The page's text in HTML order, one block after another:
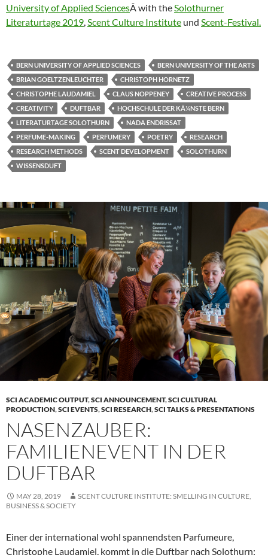
University of Applied SciencesÂ with theSolothurner
Literaturtage 2019,Scent Culture Institute und Scent-Festival.
BERN UNIVERSITY OF APPLIED SCIENCES
BERN UNIVERSITY OF THE ARTS
BRIAN GOELTZENLEUCHTER
CHRISTOPH HORNETZ
CHRISTOPHE LAUDAMIEL
CLAUS NOPPENEY
CREATIVE PROCESS
CREATIVITY
DUFTBAR
HOCHSCHULE DER KÃ¼NSTE BERN
LITERATURTAGE SOLOTHURN
NADA ENDRISSAT
PERFUME-MAKING
PERFUMERY POETRY
RESEARCH
RESEARCH METHODS
SCENT DEVELOPMENT
SOLOTHURN
WISSENSDUFT
SCI ACADEMIC OUTPUT,SCI ANNOUNCEMENT,SCI CULTURAL
PRODUCTION,SCI EVENTS,SCI RESEARCH,SCI TALKS & PRESENTATIONS
NASENZAUBER:
FAMILIENEVENT IN DER
DUFTBAR
MAY 28, 2019
SCENT CULTURE INSTITUTE: SMELLING IN CULTURE,
BUSINESS & SOCIETY
Einer der international wohl spannendsten Parfumeure,
Christophe Laudamiel, kommt in die Duftbar nach Solothurn: